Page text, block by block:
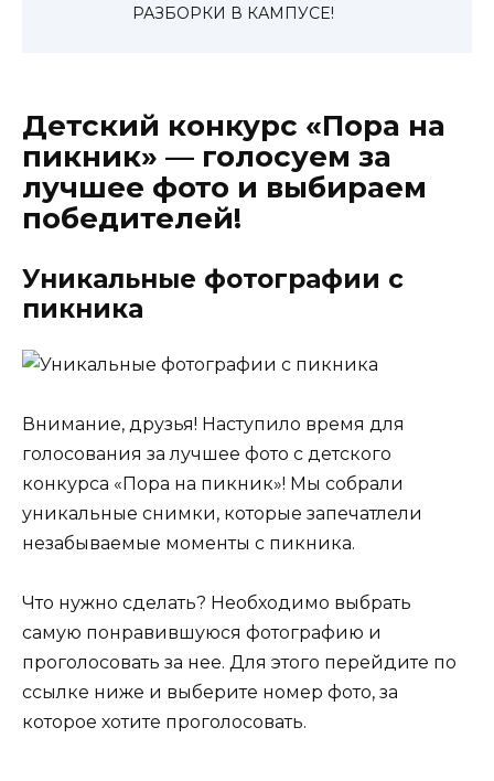
РАЗБОРКИ В КАМПУСЕ!
Детский конкурс «Пора на
пикник» — голосуем за
лучшее фото и выбираем
победителей!
Уникальные фотографии с
пикника
Внимание, друзья! Наступило время для
голосования за лучшее фото с детского
конкурса «Пора на пикник»! Мы собрали
уникальные снимки, которые запечатлели
незабываемые моменты с пикника.
Что нужно сделать? Необходимо выбрать
самую понравившуюся фотографию и
проголосовать за нее. Для этого перейдите по
ссылке ниже и выберите номер фото, за
которое хотите проголосовать.